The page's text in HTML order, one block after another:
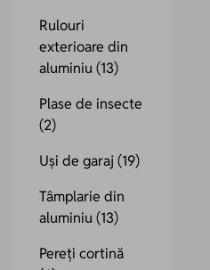
Rulouri
exterioare din
aluminiu(13)
Plase de insecte
(2)
Uși de garaj(19)
Tâmplarie din
aluminiu(13)
Pereți cortină